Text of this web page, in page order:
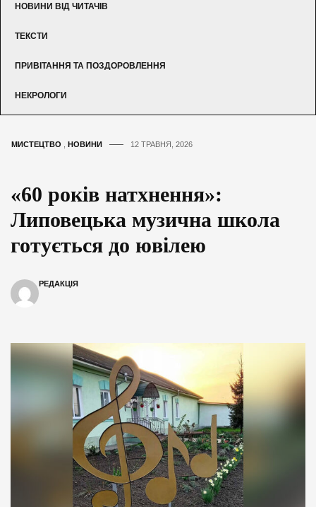
НОВИНИ ВІД ЧИТАЧІВ
ТЕКСТИ
ПРИВІТАННЯ ТА ПОЗДОРОВЛЕННЯ
НЕКРОЛОГИ
МИСТЕЦТВО НОВИНИ 12 ТРАВНЯ, 2026
«60 років натхнення»:
Липовецька музична школа
готується до ювілею
РЕДАКЦІЯ